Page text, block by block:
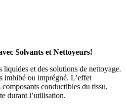
Solvants et Nettoyeurs!
et des solutions de nettoyage.
imbibé ou imprégné. L’effet
conductibles du tissu,
durant l’utilisation.